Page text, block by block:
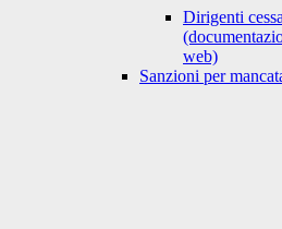
Dirigenti
web)
Sanzioni per